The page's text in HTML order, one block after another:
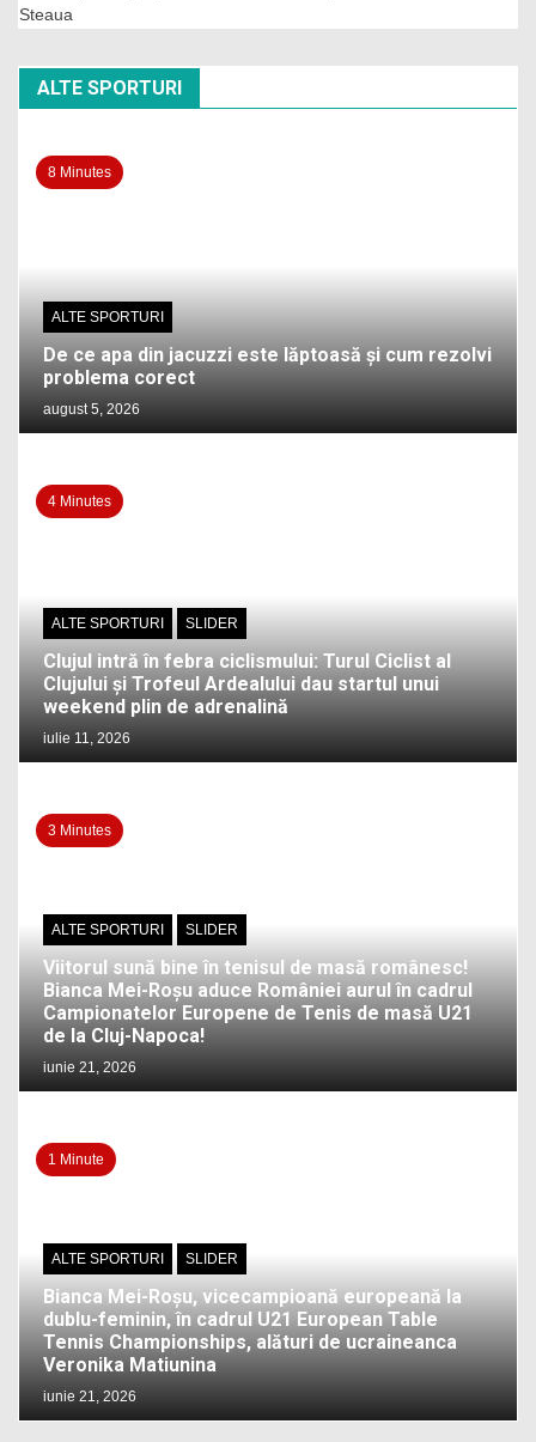
Steaua
ALTE SPORTURI
8 Minutes
ALTE SPORTURI
De ce apa din jacuzzi este lăptoasă și cum rezolvi
problema corect
august 5, 2026
4 Minutes
ALTE SPORTURI SLIDER
Clujul intră în febra ciclismului: Turul Ciclist al
Clujului și Trofeul Ardealului dau startul unui
weekend plin de adrenalină
iulie 11, 2026
3 Minutes
ALTE SPORTURI SLIDER
Viitorul sună bine în tenisul de masă românesc!
Bianca Mei-Roșu aduce României aurul în cadrul
Campionatelor Europene de Tenis de masă U21
de la Cluj-Napoca!
iunie 21, 2026
1 Minute
ALTE SPORTURI SLIDER
Bianca Mei-Roșu, vicecampioană europeană la
dublu-feminin, în cadrul U21 European Table
Tennis Championships, alături de ucraineanca
Veronika Matiunina
iunie 21, 2026